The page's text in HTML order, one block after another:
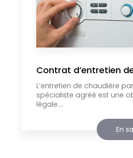
Contrat d’entretien
L’entretien de chaudière
spécialiste agréé est une
légale....
En